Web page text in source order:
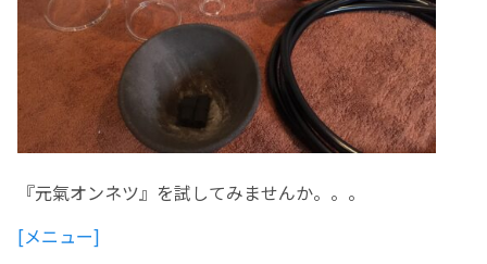
『元氣オンネツ』を試してみませんか。。。
[メニュー]